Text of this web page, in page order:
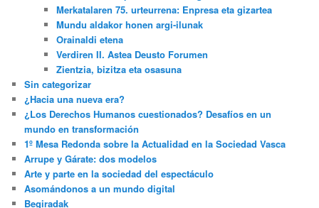
Merkatalaren 75. urteurrena: Enpresa eta gizartea
Mundu aldakor honen argi-ilunak
Orainaldi etena
Verdiren II. Astea Deusto Forumen
Zientzia, bizitza eta osasuna
Sin categorizar
¿Hacia una nueva era?
¿Los Derechos Humanos cuestionados? Desafíos en un
mundo en transformación
1º Mesa Redonda sobre la Actualidad en la Sociedad Vasca
Arrupe y Gárate: dos modelos
Arte y parte en la sociedad del espectáculo
Asomándonos a un mundo digital
Begiradak